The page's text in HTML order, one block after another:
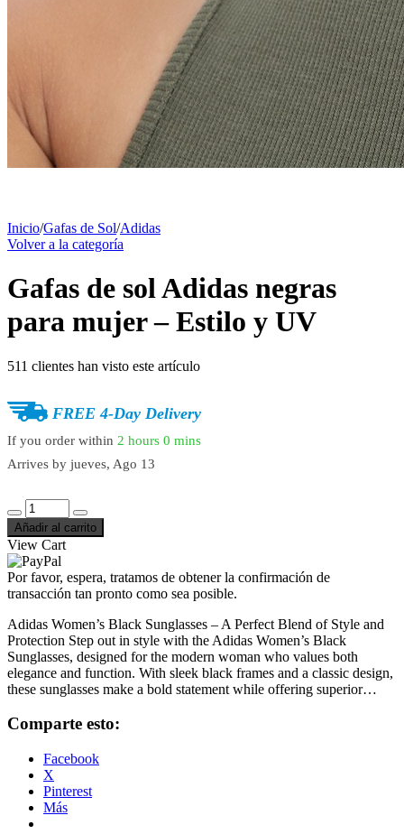
Inicio/Gafas de Sol/Adidas
Volver a la categoría
Gafas de sol Adidas negras
para mujer – Estilo y UV
511 clientes han visto este artículo
FREE 4-Day Delivery
If you order within 2 hours 0 mins
Arrives by jueves, Ago 13
Añadir al carrito
View Cart
Por favor, espera, tratamos de obtener la confirmación de
transacción tan pronto como sea posible.
Adidas Women’s Black Sunglasses – A Perfect Blend of Style and
Protection Step out in style with the Adidas Women’s Black
Sunglasses, designed for the modern woman who values both
elegance and function. With sleek black frames and a classic design,
these sunglasses make a bold statement while offering superior…
Comparte esto:
Facebook
X
Pinterest
Más